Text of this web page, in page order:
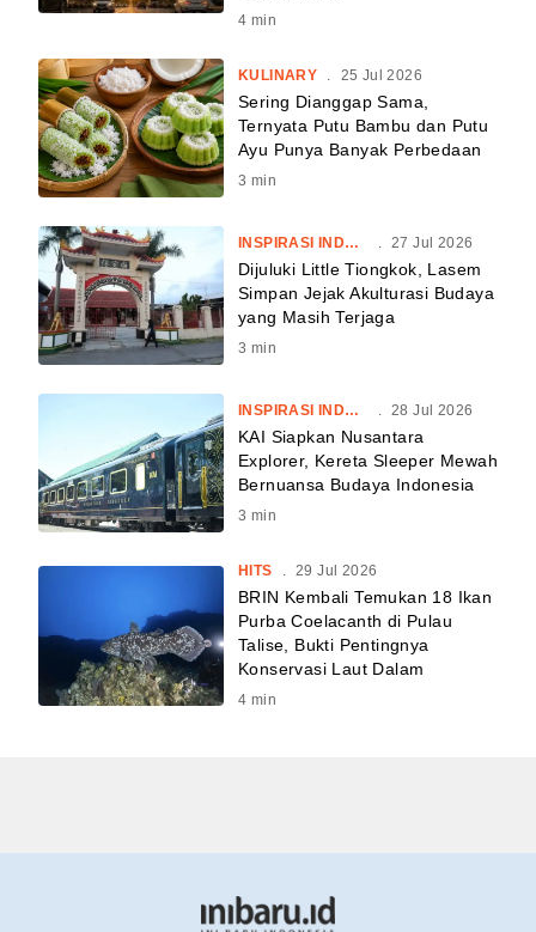
4 min
KULINARY 25 Jul 2026
Sering Dianggap Sama,
Ternyata Putu Bambu dan Putu
Ayu Punya Banyak Perbedaan
3 min
INSPIRASI INDONESIA . 27 Jul 2026
Dijuluki Little Tiongkok, Lasem
Simpan Jejak Akulturasi Budaya
yang Masih Terjaga
3 min
INSPIRASI INDONESIA . 28 Jul 2026
KAI Siapkan Nusantara
Explorer, Kereta Sleeper Mewah
Bernuansa Budaya Indonesia
3 min
HITS . 29 Jul 2026
BRIN Kembali Temukan 18 Ikan
Purba Coelacanth di Pulau
Talise, Bukti Pentingnya
Konservasi Laut Dalam
4 min